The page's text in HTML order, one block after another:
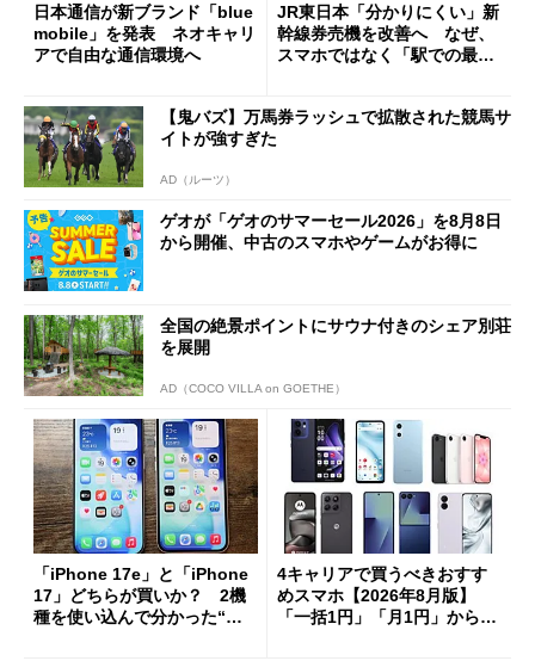
日本通信が新ブランド「blue
mobile」を発表 ネオキャリ
アで自由な通信環境へ
JR東日本「分かりにくい」新
幹線券売機を改善へ なぜ、
スマホではなく「駅での最短
【鬼バズ】万馬券ラッシュで拡散された競馬サ
イトが強すぎた
AD（ルーツ）
ゲオが「ゲオのサマーセール2026」を8月8日
から開催、中古のスマホやゲームがお得に
全国の絶景ポイントにサウナ付きのシェア別荘
を展開
AD（COCO VILLA on GOETHE）
「iPhone 17e」と「iPhone
17」どちらが買いか？ 2機
種を使い込んで分かった“ス
4キャリアで買うべきおすす
めスマホ【2026年8月版】
「一括1円」「月1円」からお